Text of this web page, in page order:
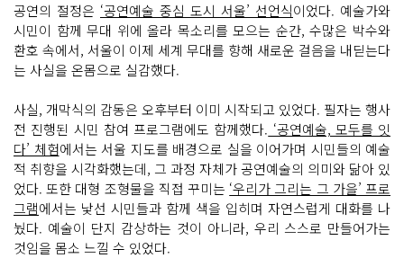
공연의 절정은 ‘공연예술 중심 도시 서울’ 선언식이었다. 예술가와
시민이 함께 무대 위에 올라 목소리를 모으는 순간, 수많은 박수와
환호 속에서, 서울이 이제 세계 무대를 향해 새로운 걸음을 내딛는다
는 사실을 온몸으로 실감했다.
사실, 개막식의 감동은 오후부터 이미 시작되고 있었다. 필자는 행사
전 진행된 시민 참여 프로그램에도 함께했다. ‘공연예술, 모두를 잇
다’ 체험에서는 서울 지도를 배경으로 실을 이어가며 시민들의 예술
적 취향을 시각화했는데, 그 과정 자체가 공연예술의 의미와 닮아 있
었다. 또한 대형 조형물을 직접 꾸미는 ‘우리가 그리는 그 가을’ 프로
그램에서는 낯선 시민들과 함께 색을 입히며 자연스럽게 대화를 나
눴다. 예술이 단지 감상하는 것이 아니라, 우리 스스로 만들어가는
것임을 몸소 느낄 수 있었다.